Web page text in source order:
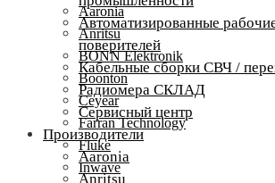
Aaronia
Anritsu
BONN Elektronik
Boonton
Ceyear
Farran Technology
Fluke
Inwave
Автоматизированные
поверителей
Кабельные сборки СВЧ /
Радиомера СКЛАД
Сервисный центр
Производители
Aaronia
Anritsu